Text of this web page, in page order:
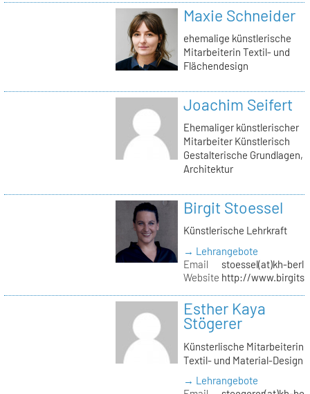
Maxie Schneider
ehemalige künstlerische
Mitarbeiterin Textil- und
Flächendesign
Joachim Seifert
Ehemaliger künstlerischer
Mitarbeiter Künstlerisch
Gestalterische Grundlagen,
Architektur
Birgit Stoessel
Künstlerische Lehrkraft
→ Lehrangebote
Email
stoessel(at)kh-
Website http://
Esther Kaya
Stögerer
Künsterlische Mitarbeiterin
Textil- und Material-Design
→ Lehrangebote